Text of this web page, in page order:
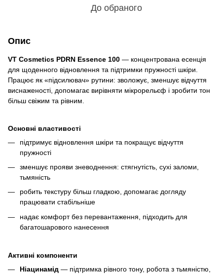
До обраного
Опис
VT Cosmetics PDRN Essence 100 — концентрована есенція
для щоденного відновлення та підтримки пружності шкіри.
Працює як «підсилювач» рутини: зволожує, зменшує відчуття
виснаженості, допомагає вирівняти мікрорельєф і зробити тон
більш свіжим та рівним.
Основні властивості
підтримує відновлення шкіри та покращує відчуття
пружності
зменшує прояви зневоднення: стягнутість, сухі заломи,
тьмяність
робить текстуру більш гладкою, допомагає догляду
працювати стабільніше
надає комфорт без перевантаження, підходить для
багатошарового нанесення
Активні компоненти
Ніацинамід — підтримка рівного тону, робота з тьмяністю,